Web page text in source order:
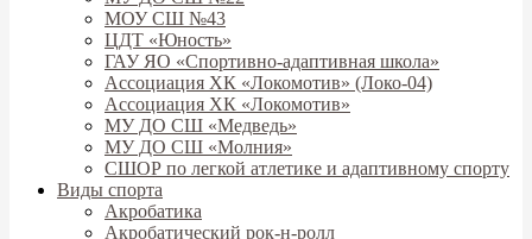
МОУ СШ №43
ЦДТ «Юность»
ГАУ ЯО «Спортивно-адаптивная школа»
Ассоциация ХК «Локомотив» (Локо-04)
Ассоциация ХК «Локомотив»
МУ ДО СШ «Медведь»
МУ ДО СШ «Молния»
СШОР по легкой атлетике и адаптивному спорту
Виды спорта
Акробатика
Акробатический рок-н-ролл